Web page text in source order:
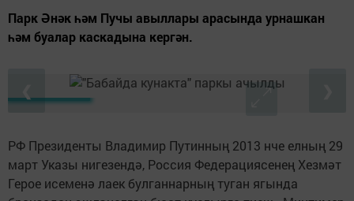
Парк Әнәк һәм Пучы авыллары арасында урнашкан
һәм буалар каскадына кергән.
РФ Президенты Владимир Путинның 2013 нче елның 29
март Указы нигезендә, Россия Федерациясенең Хезмәт
Герое исеменә лаек булганнарның туган ягында